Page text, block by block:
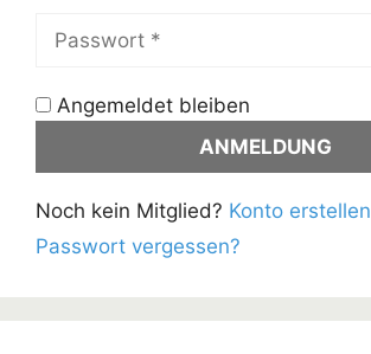
Angemeldet bleiben
Noch kein Mitglied? Konto erstellen
Passwort vergessen?